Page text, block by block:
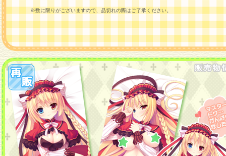
※数に限りがございますので、品切れの際はご了承ください。